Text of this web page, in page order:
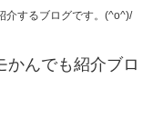
介するブログです。(^o^)/
んでも紹介ブロ